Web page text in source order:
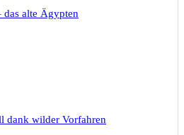
alte Ägypten
dank wilder Vorfahren